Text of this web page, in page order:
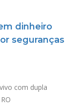
dinheiro
seguranças
com dupla